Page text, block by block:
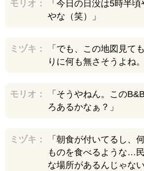
シンプルな水洗トイレ
小さなテーブルセット
最高に美しいサンセットを見
らしい
急いでいくで！
モリオ：
「今日の日没は5時半
やな（笑）」
ミヅキ：
「でも、この地図見て
りに何も無さそうよね。
モリオ：
「そうやねん。この
ろあるかなぁ？」
ミヅキ：
「朝食が付いてるし、
ものを食べるような…
な場所があるんじゃない